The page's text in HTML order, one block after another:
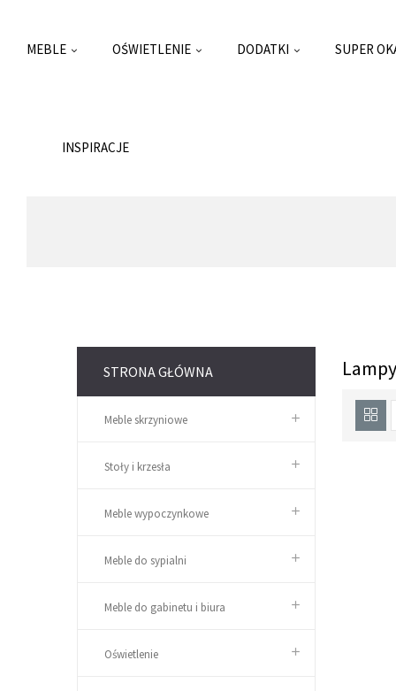
MEBLE OŚWIETLENIE DODATKI SUPER
INSPIRACJE
STRONA GŁÓWNA
Meble skrzyniowe
Stoły i krzesła
Meble wypoczynkowe
Meble do sypialni
Meble do gabinetu i biura
Oświetlenie